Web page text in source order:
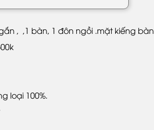
, ,1 bàn, 1 đôn ngồi .mặt kiếng bàn
loại 100%.